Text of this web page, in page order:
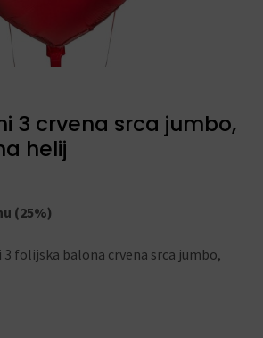
3 crvena srca jumbo,
helij
(25%)
3 folijska balona crvena srca jumbo,